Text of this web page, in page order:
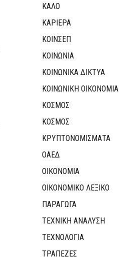
ΚΑΛΟ
ΚΑΡΙΕΡΑ
ΚΟΙΝΣΕΠ
ΚΟΙΝΩΝΙΑ
ΚΟΙΝΩΝΙΚΆ ΔΊΚΤΥΑ
ΚΟΙΝΩΝΙΚΉ ΟΙΚΟΝΟΜΊΑ
ΚΟΣΜΟΣ
ΚΟΣΜΟΣ
ΚΡΥΠΤΟΝΟΜΊΣΜΑΤΑ
ΟΑΕΔ
ΟΙΚΟΝΟΜΙΑ
ΟΙΚΟΝΟΜΙΚΟ ΛΕΞΙΚΟ
ΠΑΡΑΓΩΓΑ
ΤΕΧΝΙΚΗ ΑΝΑΛΥΣΗ
ΤΕΧΝΟΛΟΓΙΑ
ΤΡΆΠΕΖΕΣ